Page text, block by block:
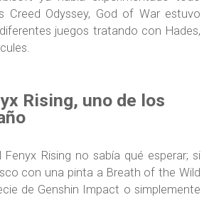
Creed Odyssey, God of War estuvo
juegos tratando con Hades,
Rising, uno de los
Rising no sabía qué esperar; si
con una pinta a Breath of the Wild
de Genshin Impact o simplemente